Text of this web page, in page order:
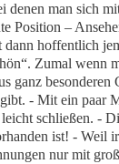
denen man sich
Position –
dann hoffentlich
Zumal wenn
ganz
- Mit ein paar
schließen. -
ist! - Weil
nur mit